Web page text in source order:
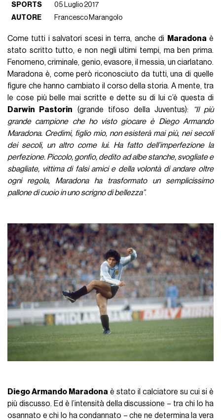
SPORTS
05 Luglio 2017
AUTORE
Francesco Marangolo
Come tutti i salvatori scesi in terra, anche di Maradonaè
stato scritto tutto, e non negli ultimi tempi, ma ben prima.
Fenomeno, criminale, genio, evasore, il messia, un ciarlatano.
Maradona è, come però riconosciuto da tutti, una di quelle
figure che hanno cambiato il corso della storia. A mente, tra
le cose più belle mai scritte e dette su di lui c’è questa di
Darwin Pastorin (grande tifoso della Juventus): “Il più
grande campione che ho visto giocare è Diego Armando
Maradona. Credimi, figlio mio, non esisterà mai più, nei secoli
dei secoli, un altro come lui. Ha fatto dell’imperfezione la
perfezione. Piccolo, gonfio, dedito ad albe stanche, svogliate e
sbagliate, vittima di falsi amici e della volontà di andare oltre
ogni regola, Maradona ha trasformato un semplicissimo
pallone di cuoio in uno scrigno di bellezza”.
Diego Armando Maradona è stato il calciatore su cui si è
più discusso. Ed è l’intensità della discussione – tra chi lo ha
osannato e chi lo ha condannato – che ne determina la vera